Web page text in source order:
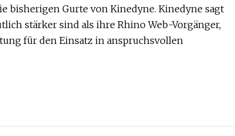
bisherigen Gurte von Kinedyne. Kinedyne sagt
stärker sind als ihre Rhino Web-Vorgänger,
für den Einsatz in anspruchsvollen